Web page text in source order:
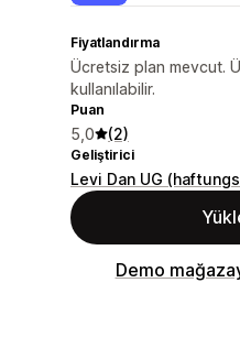
Fiyatlandırma
Ücretsiz plan mevcut.
kullanılabilir.
Puan
5,0 (2)
Geliştirici
Levi Dan UG
Demo